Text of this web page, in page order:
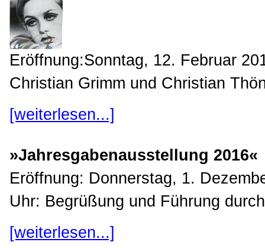
Eröffnung:Sonntag, 12. Februar
Christian Grimm und Christian
[weiterlesen...]
»Jahresgabenausstellung 2016«
Eröffnung: Donnerstag, 1.
Uhr: Begrüßung und Führung
[weiterlesen...]